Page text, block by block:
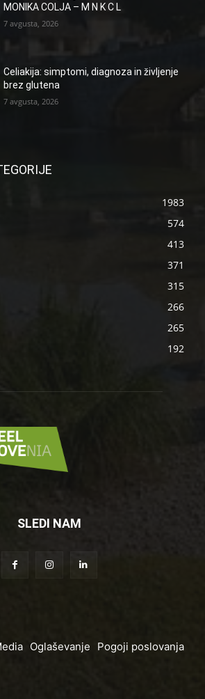
MONIKA COLJA – M N K C L
7 avgusta, 2026
Celiakija: simptomi, diagnoza in življenje
brez glutena
7 avgusta, 2026
1983
574
413
371
315
266
265
192
SLEDI NAM
Oglaševanje Pogoji poslovanja